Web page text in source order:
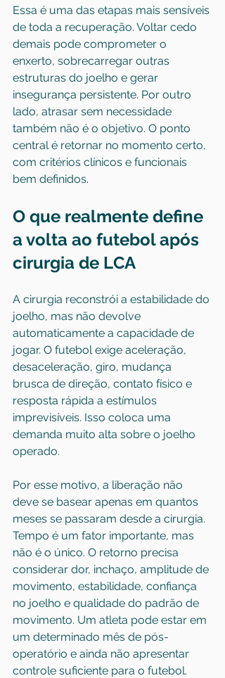
Essa é uma das etapas mais sensíveis
de toda a recuperação. Voltar cedo
demais pode comprometer o
enxerto, sobrecarregar outras
estruturas do joelho e gerar
insegurança persistente. Por outro
lado, atrasar sem necessidade
também não é o objetivo. O ponto
central é retornar no momento certo,
com critérios clínicos e funcionais
bem definidos.
O que realmente define
a volta ao futebol após
cirurgia de LCA
A cirurgia reconstrói a estabilidade do
joelho, mas não devolve
automaticamente a capacidade de
jogar. O futebol exige aceleração,
desaceleração, giro, mudança
brusca de direção, contato físico e
resposta rápida a estímulos
imprevisíveis. Isso coloca uma
demanda muito alta sobre o joelho
operado.
Por esse motivo, a liberação não
deve se basear apenas em quantos
meses se passaram desde a cirurgia.
Tempo é um fator importante, mas
não é o único. O retorno precisa
considerar dor, inchaço, amplitude de
movimento, estabilidade, confiança
no joelho e qualidade do padrão de
movimento. Um atleta pode estar em
um determinado mês de pós-
operatório e ainda não apresentar
controle suficiente para o futebol.